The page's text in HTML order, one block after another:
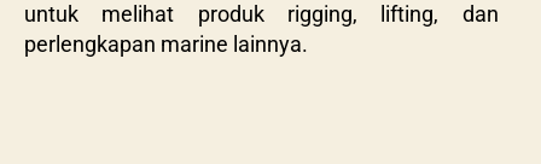
untuk melihat produk rigging, lifting, dan
perlengkapan marine lainnya.